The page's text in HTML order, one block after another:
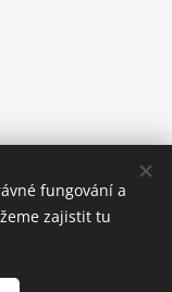
fungování a
zajistit tu